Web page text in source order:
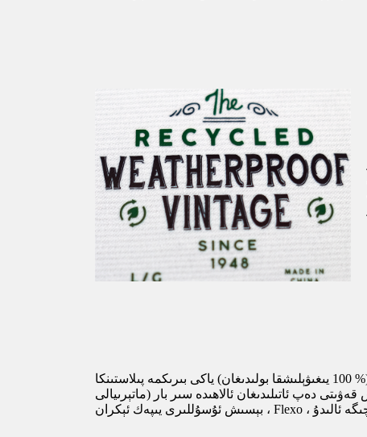
لايىھىلەش رەسىمى ئالاھىدە يۆتكىلىش قەغىزى (% 100 يىغىۋېلىشقا بولىدىغان) ياكى بىرىكمە پىلاستىنكا (PET / PVC